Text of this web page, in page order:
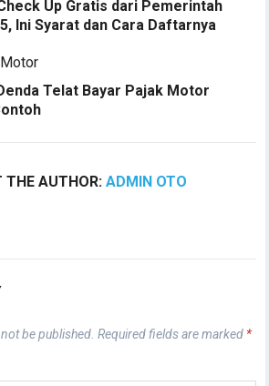
Up Gratis dari Pemerintah
Ini Syarat dan Cara Daftarnya
Telat Bayar Pajak Motor
THE AUTHOR:ADMIN OTO
be published. Required fields are marked *